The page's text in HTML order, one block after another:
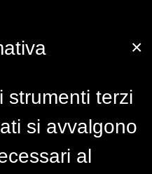
×
strumenti terzi
si avvalgono
al